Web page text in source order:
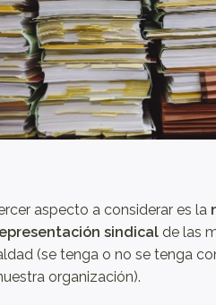
aspecto a considerar es la
sindicalde las
(se tenga o no se tenga
organización).